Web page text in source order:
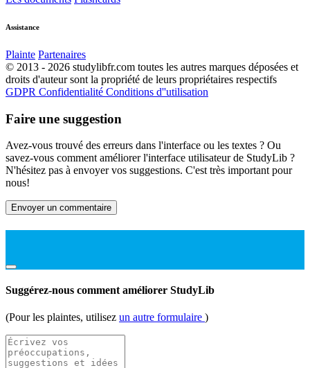
Assistance
Plainte Partenaires
© 2013 - 2026 studylibfr.com toutes les autres marques déposées et
droits d'auteur sont la propriété de leurs propriétaires respectifs
GDPR Confidentialité Conditions d''utilisation
Faire une suggestion
Avez-vous trouvé des erreurs dans l'interface ou les textes ? Ou
savez-vous comment améliorer l'interface utilisateur de StudyLib ?
N'hésitez pas à envoyer vos suggestions. C'est très important pour
nous!
Envoyer un commentaire
Suggérez-nous comment améliorer StudyLib
(Pour les plaintes, utilisez un autre formulaire )